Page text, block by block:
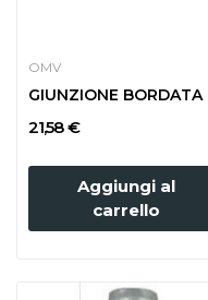
OMV
21,58 €
Aggiungi al
carrello